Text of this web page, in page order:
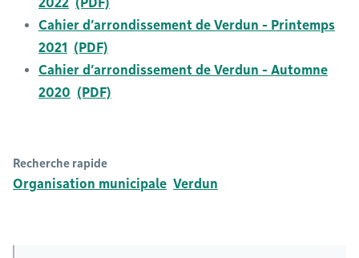
2022
Cahier d’arrondissement de Verdun - Printemps
2021
Cahier d’arrondissement de Verdun - Automne
2020
Recherche rapide
Organisation municipale Verdun